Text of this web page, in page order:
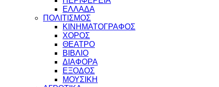
ΕΛΛΑΔΑ
ΠΟΛΙΤΙΣΜΟΣ
ΚΙΝΗΜΑΤΟΓΡΑΦΟΣ
ΧΟΡΟΣ
ΘΕΑΤΡΟ
ΒΙΒΛΙΟ
ΔΙΑΦΟΡΑ
ΕΞΟΔΟΣ
ΜΟΥΣΙΚΗ